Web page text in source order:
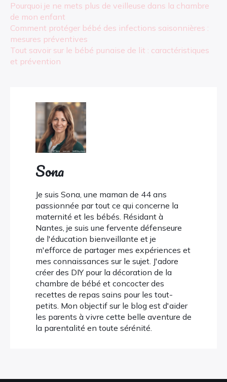
Pourquoi je ne mets plus de veilleuse dans la chambre
de mon enfant
Comment protéger bébé des infections saisonnières :
mesures préventives
Tout savoir sur le bébé punaise de lit : caractéristiques
et prévention
Sona
Je suis Sona, une maman de 44 ans
passionnée par tout ce qui concerne la
maternité et les bébés. Résidant à
Nantes, je suis une fervente défenseure
de l'éducation bienveillante et je
m'efforce de partager mes expériences et
mes connaissances sur le sujet. J'adore
créer des DIY pour la décoration de la
chambre de bébé et concocter des
recettes de repas sains pour les tout-
petits. Mon objectif sur le blog est d'aider
les parents à vivre cette belle aventure de
la parentalité en toute sérénité.